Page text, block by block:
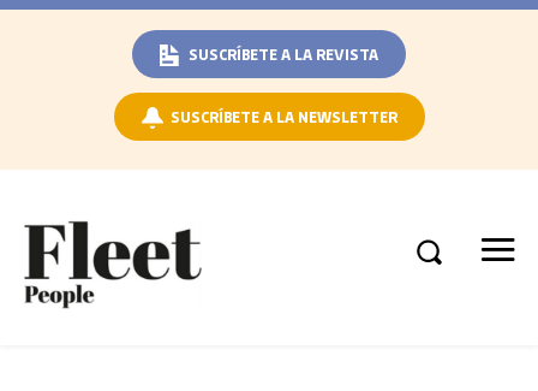
SUSCRÍBETE A LA REVISTA
SUSCRÍBETE A LA NEWSLETTER